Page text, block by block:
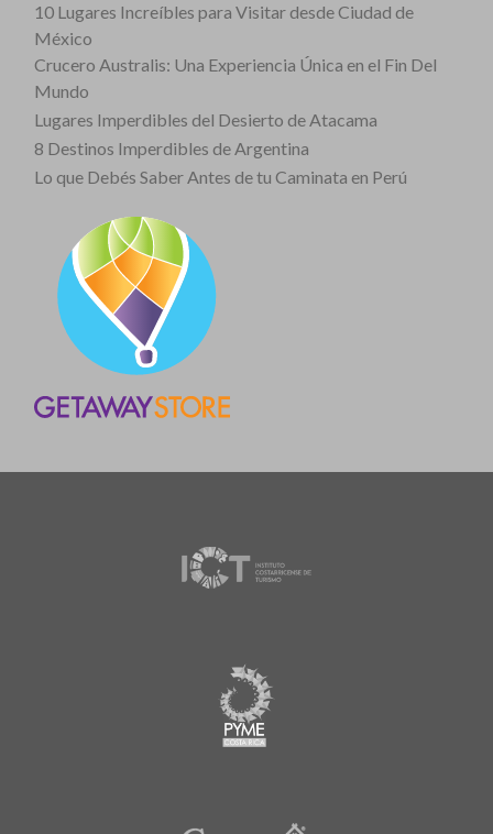
10 Lugares Increíbles para Visitar desde Ciudad de
México
Crucero Australis: Una Experiencia Única en el Fin Del
Mundo
Lugares Imperdibles del Desierto de Atacama
8 Destinos Imperdibles de Argentina
Lo que Debés Saber Antes de tu Caminata en Perú